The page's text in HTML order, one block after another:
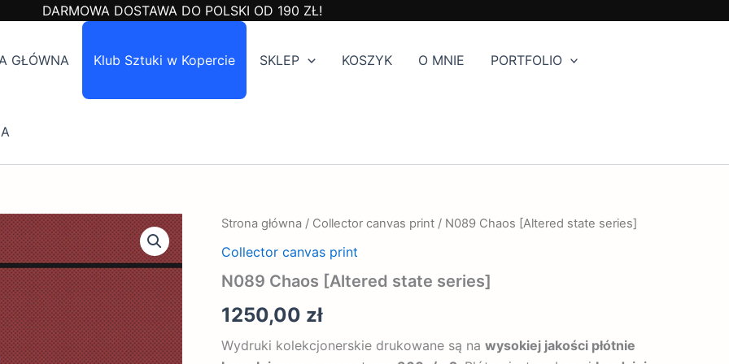
DARMOWA DOSTAWA DO POLSKI OD 190 ZŁ!
GŁÓWNA Klub Sztuki w Kopercie SKLEP KOSZYK O MNIE PORTFOLIO
Strona główna / Collector canvas print / N089 Chaos [Altered state series]
Collector canvas print
N089 Chaos [Altered state series]
1250,00 zł
Wydruki kolekcjonerskie drukowane są na wysokiej jakości płótnie
ilość
Chaos
state